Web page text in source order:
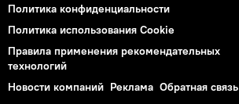
Политика конфиденциальности
Политика использования Cookie
Правила применения рекомендательных
технологий
Новости компаний Реклама Обратная связь